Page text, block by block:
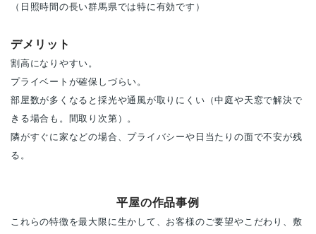
（日照時間の長い群馬県では特に有効です）
デメリット
割高になりやすい。
プライベートが確保しづらい。
部屋数が多くなると採光や通風が取りにくい（中庭や天窓で解決で
きる場合も。間取り次第）。
隣がすぐに家などの場合、プライバシーや日当たりの面で不安が残
る。
平屋の作品事例
これらの特徴を最大限に生かして、お客様のご要望やこだわり、敷